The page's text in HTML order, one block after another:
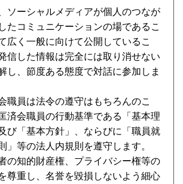
ソーシャルメディアが個人のつなが
たコミュニケーションの場であるこ
広く一般に向けて公開しているこ
信した情報は完全には取り消せない
し、節度ある態度で対話に参加しま
職員は法令の遵守はもちろんのこ
済会職員の行動基準である「基本理
び「基本方針」、ならびに「職員就
」等の法人内規則を遵守します。
の知的財産権、プライバシー権等の
尊重し、名誉を毀損しないよう細心